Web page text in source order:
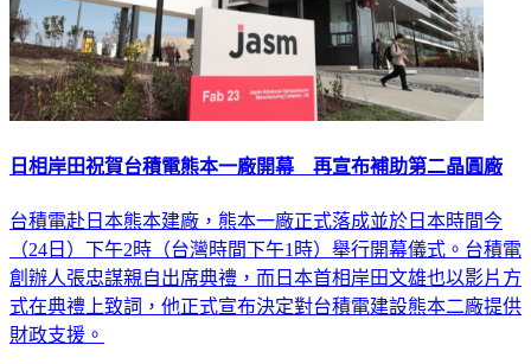
日相岸田祝賀台積電熊本一廠開幕 再宣布補助第二晶圓廠
台積電赴日本熊本建廠，熊本一廠正式落成並於日本時間今
（24日）下午2時（台灣時間下午1時）舉行開幕儀式。台積電
創辦人張忠謀親自出席典禮，而日本首相岸田文雄也以影片方
式在典禮上致詞，他正式宣布決定對台積電建設熊本二廠提供
財政支援。